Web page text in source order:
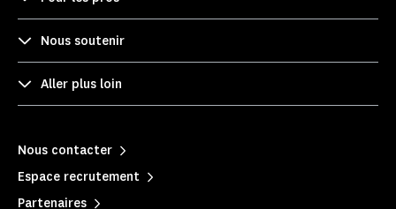
Nous soutenir
Aller plus loin
Nous contacter
Espace recrutement
Partenaires